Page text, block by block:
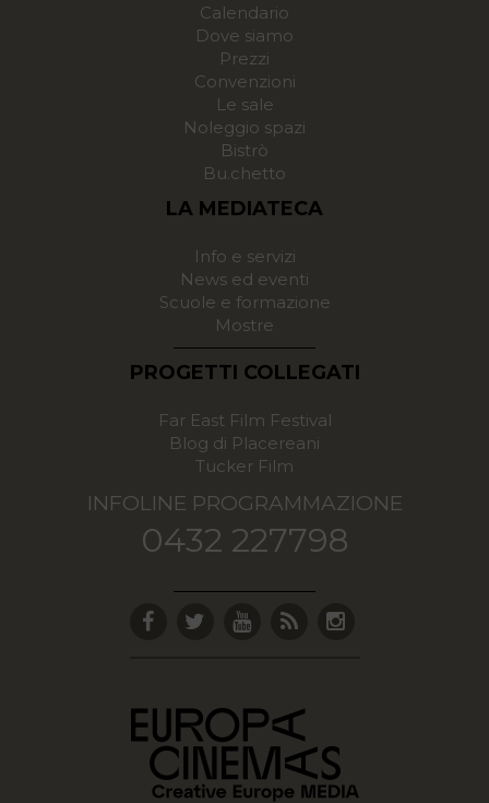
Calendario
Dove siamo
Prezzi
Convenzioni
Le sale
Noleggio spazi
Bistrò
Bu.chetto
LA MEDIATECA
Info e servizi
News ed eventi
Scuole e formazione
Mostre
PROGETTI COLLEGATI
Far East Film Festival
Blog di Placereani
Tucker Film
INFOLINE PROGRAMMAZIONE
0432 227798